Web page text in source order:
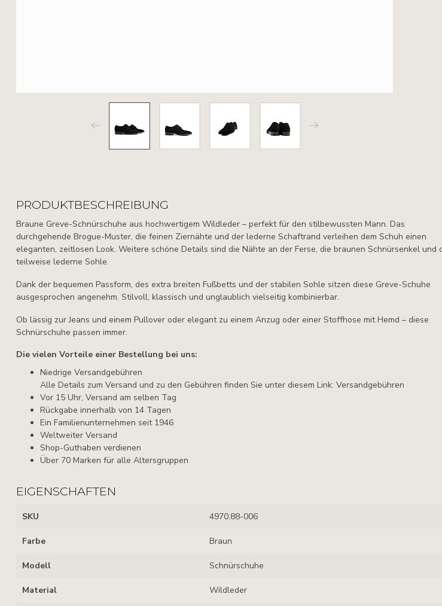
PRODUKTBESCHREIBUNG
Braune Greve-Schnürschuhe aus hochwertigem Wildleder – perfekt für den stilbewussten Mann. Das
durchgehende Brogue-Muster, die feinen Ziernähte und der lederne Schaftrand verleihen dem Schuh einen
eleganten, zeitlosen Look. Weitere schöne Details sind die Nähte an der Ferse, die braunen Schnürsenkel und
teilweise lederne Sohle.
Dank der bequemen Passform, des extra breiten Fußbetts und der stabilen Sohle sitzen diese Greve-Schuhe
ausgesprochen angenehm. Stilvoll, klassisch und unglaublich vielseitig kombinierbar.
Ob lässig zur Jeans und einem Pullover oder elegant zu einem Anzug oder einer Stoffhose mit Hemd – diese
Schnürschuhe passen immer.
Die vielen Vorteile einer Bestellung bei uns:
Niedrige Versandgebühren
Alle Details zum Versand und zu den Gebühren finden Sie unter diesem Link: Versandgebühren
Vor 15 Uhr, Versand am selben Tag
Rückgabe innerhalb von 14 Tagen
Ein Familienunternehmen seit 1946
Weltweiter Versand
Shop-Guthaben verdienen
Über 70 Marken für alle Altersgruppen
EIGENSCHAFTEN
SKU 4970.88-006
Farbe Braun
Modell Schnürschuhe
Material Wildleder